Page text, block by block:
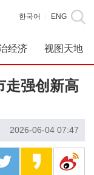
한국어 ENG
经济 视图天地
走强创新高
2026-06-04 07:47